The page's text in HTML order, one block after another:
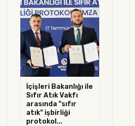
İçişleri Bakanlığı ile
Sıfır Atık Vakfı
arasında "sıfır
atık" işbirliği
protokol...